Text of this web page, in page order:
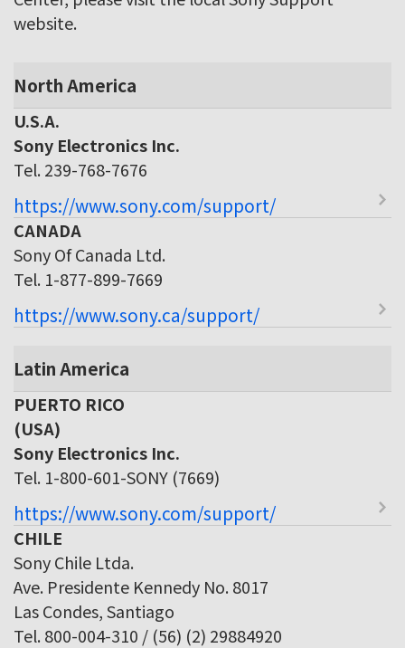
website.
North America
U.S.A.
Sony Electronics Inc.
Tel. 239-768-7676
https://www.sony.com/support/
CANADA
Sony Of Canada Ltd.
Tel. 1-877-899-7669
https://www.sony.ca/support/
Latin America
PUERTO RICO
(USA)
Sony Electronics Inc.
Tel. 1-800-601-SONY (7669)
https://www.sony.com/support/
CHILE
Sony Chile Ltda.
Ave. Presidente Kennedy No. 8017
Las Condes, Santiago
Tel. 800-004-310 / (56) (2) 29884920